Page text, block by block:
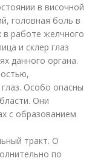
в височной
головная боль в
в работе желчного
и склер глаз
данного органа.
Особо опасны
Они
с образованием
тракт. О
по